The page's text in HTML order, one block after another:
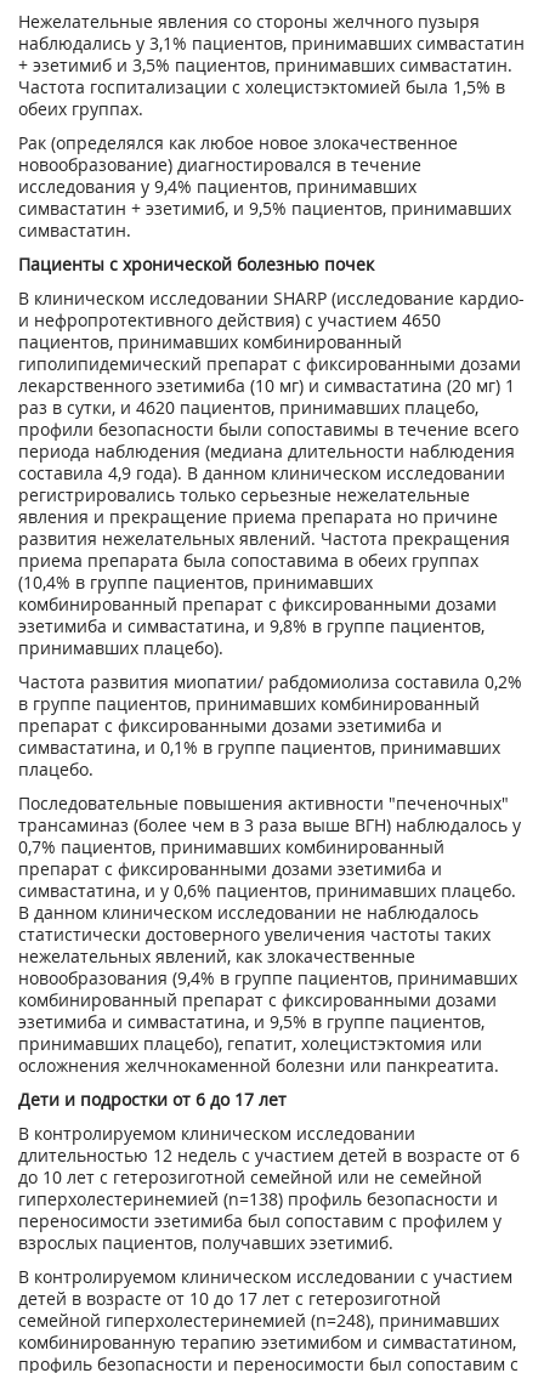
Нежелательные явления со стороны желчного пузыря
наблюдались у 3,1% пациентов, принимавших симвастатин
+ эзетимиб и 3,5% пациентов, принимавших симвастатин.
Частота госпитализации с холецистэктомией была 1,5% в
обеих группах.
Рак (определялся как любое новое злокачественное
новообразование) диагностировался в течение
исследования у 9,4% пациентов, принимавших
симвастатин + эзетимиб, и 9,5% пациентов, принимавших
симвастатин.
Пациенты с хронической болезнью почек
В клиническом исследовании SHARP (исследование кардио-
и нефропротективного действия) с участием 4650
пациентов, принимавших комбинированный
гиполипидемический препарат с фиксированными дозами
лекарственного эзетимиба (10 мг) и симвастатина (20 мг) 1
раз в сутки, и 4620 пациентов, принимавших плацебо,
профили безопасности были сопоставимы в течение всего
периода наблюдения (медиана длительности наблюдения
составила 4,9 года). В данном клиническом исследовании
регистрировались только серьезные нежелательные
явления и прекращение приема препарата но причине
развития нежелательных явлений. Частота прекращения
приема препарата была сопоставима в обеих группах
(10,4% в группе пациентов, принимавших
комбинированный препарат с фиксированными дозами
эзетимиба и симвастатина, и 9,8% в группе пациентов,
принимавших плацебо).
Частота развития миопатии/ рабдомиолиза составила 0,2%
в группе пациентов, принимавших комбинированный
препарат с фиксированными дозами эзетимиба и
симвастатина, и 0,1% в группе пациентов, принимавших
плацебо.
Последовательные повышения активности "печеночных"
трансаминаз (более чем в 3 раза выше ВГН) наблюдалось у
0,7% пациентов, принимавших комбинированный
препарат с фиксированными дозами эзетимиба и
симвастатина, и у 0,6% пациентов, принимавших плацебо.
В данном клиническом исследовании не наблюдалось
статистически достоверного увеличения частоты таких
нежелательных явлений, как злокачественные
новообразования (9,4% в группе пациентов, принимавших
комбинированный препарат с фиксированными дозами
эзетимиба и симвастатина, и 9,5% в группе пациентов,
принимавших плацебо), гепатит, холецистэктомия или
осложнения желчнокаменной болезни или панкреатита.
Дети и подростки от 6 до 17 лет
В контролируемом клиническом исследовании
длительностью 12 недель с участием детей в возрасте от 6
до 10 лет с гетерозиготной семейной или не семейной
гиперхолестеринемией (n=138) профиль безопасности и
переносимости эзетимиба был сопоставим с профилем у
взрослых пациентов, получавших эзетимиб.
В контролируемом клиническом исследовании с участием
детей в возрасте от 10 до 17 лет с гетерозиготной
семейной гиперхолестеринемией (n=248), принимавших
комбинированную терапию эзетимибом и симвастатином,
профиль безопасности и переносимости был сопоставим с